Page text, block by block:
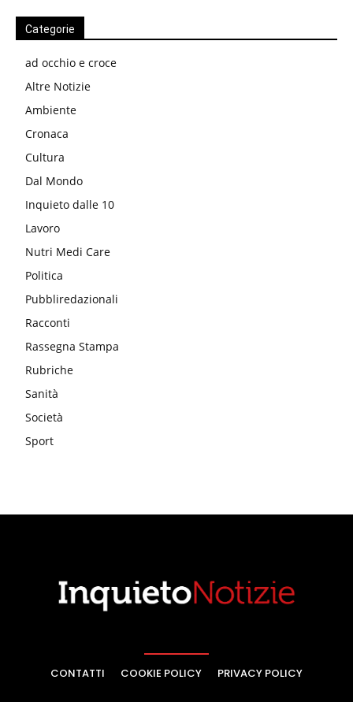
Categorie
ad occhio e croce
Altre Notizie
Ambiente
Cronaca
Cultura
Dal Mondo
Inquieto dalle 10
Lavoro
Nutri Medi Care
Politica
Pubbliredazionali
Racconti
Rassegna Stampa
Rubriche
Sanità
Società
Sport
CONTATTI COOKIE POLICY PRIVACY POLICY